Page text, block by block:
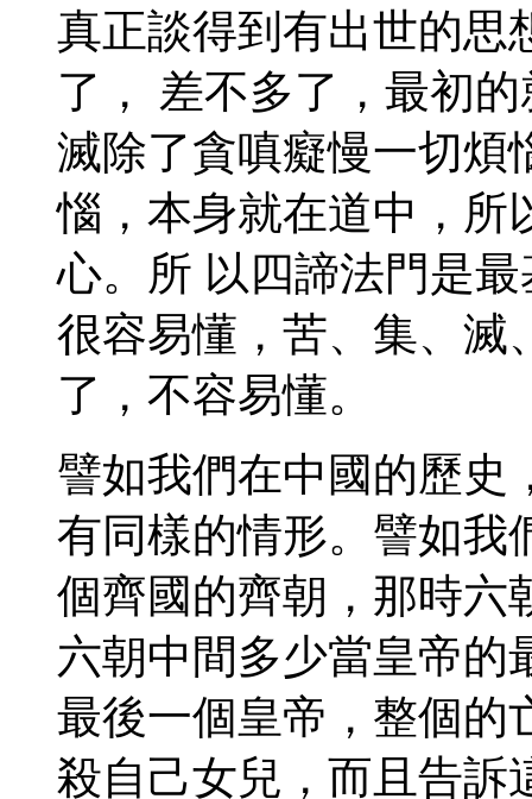
真正談得到有出世的思
了， 差不多了，最初
滅除了貪嗔癡慢一切煩
惱，本身就在道中，所
心。所 以四諦法門是
很容易懂，苦、集、滅
了，不容易懂。
譬如我們在中國的歷史
有同樣的情形。譬如我
個齊國的齊朝，那時六
六朝中間多少當皇帝的
最後一個皇帝，整個的
殺自己女兒，而且告訴